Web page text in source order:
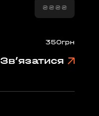
ВСІ ПОДІЇ
₴
₴
₴
₴
350грн
Зв’язатися